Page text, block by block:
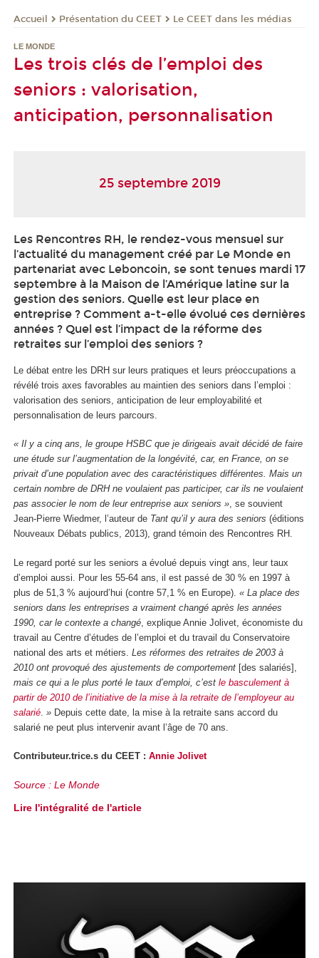
Accueil Présentation du CEET Le CEET dans les médias
LE MONDE
Les trois clés de l’emploi des
seniors : valorisation,
anticipation, personnalisation
25 septembre 2019
Les Rencontres RH, le rendez-vous mensuel sur
l’actualité du management créé par Le Monde en
partenariat avec Leboncoin, se sont tenues mardi 17
septembre à la Maison de l’Amérique latine sur la
gestion des seniors. Quelle est leur place en
entreprise ? Comment a-t-elle évolué ces dernières
années ? Quel est l’impact de la réforme des
retraites sur l’emploi des seniors ?
Le débat entre les DRH sur leurs pratiques et leurs préoccupations a
révélé trois axes favorables au maintien des seniors dans l’emploi :
valorisation des seniors, anticipation de leur employabilité et
personnalisation de leurs parcours.
« Il y a cinq ans, le groupe HSBC que je dirigeais avait décidé de faire
une étude sur l’augmentation de la longévité, car, en France, on se
privait d’une population avec des caractéristiques différentes. Mais un
certain nombre de DRH ne voulaient pas participer, car ils ne voulaient
pas associer le nom de leur entreprise aux seniors », se souvient
Jean-Pierre Wiedmer, l’auteur de Tant qu’il y aura des seniors (éditions
Nouveaux Débats publics, 2013), grand témoin des Rencontres RH.
Le regard porté sur les seniors a évolué depuis vingt ans, leur taux
d’emploi aussi. Pour les 55-64 ans, il est passé de 30 % en 1997 à
plus de 51,3 % aujourd’hui (contre 57,1 % en Europe). « La place des
seniors dans les entreprises a vraiment changé après les années
1990, car le contexte a changé , explique Annie Jolivet, économiste du
travail au Centre d’études de l’emploi et du travail du Conservatoire
national des arts et métiers. Les réformes des retraites de 2003 à
2010 ont provoqué des ajustements de comportement [des salariés],
mais ce qui a le plus porté le taux d’emploi, c’est le basculement à
partir de 2010 de l’initiative de la mise à la retraite de l’employeur au
salarié » Depuis cette date, la mise à la retraite sans accord du
salarié ne peut plus intervenir avant l’âge de 70 ans.
Contributeur.trice.s du CEET : Annie Jolivet
Source : Le Monde
Lire l'intégralité de l'article